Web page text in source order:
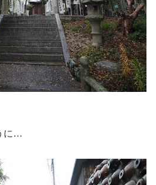
に…